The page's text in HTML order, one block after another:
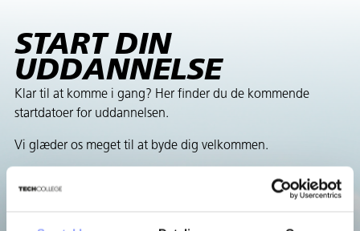
START DIN
UDDANNELSE
Klar til at komme i gang? Her finder du de kommende
startdatoer for uddannelsen.
Vi glæder os meget til at byde dig velkommen.
August 2026